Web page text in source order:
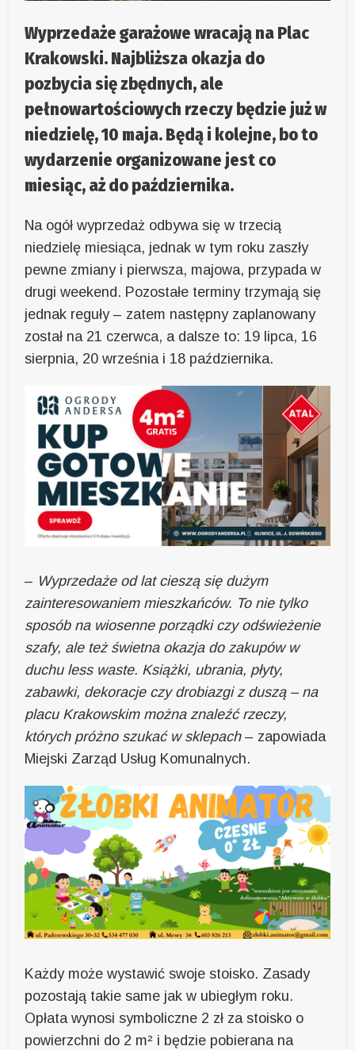
Wyprzedaże garażowe wracają na Plac
Krakowski. Najbliższa okazja do
pozbycia się zbędnych, ale
pełnowartościowych rzeczy będzie już w
niedzielę, 10 maja. Będą i kolejne, bo to
wydarzenie organizowane jest co
miesiąc, aż do października.
Na ogół wyprzedaż odbywa się w trzecią
niedzielę miesiąca, jednak w tym roku zaszły
pewne zmiany i pierwsza, majowa, przypada w
drugi weekend. Pozostałe terminy trzymają się
jednak reguły – zatem następny zaplanowany
został na 21 czerwca, a dalsze to: 19 lipca, 16
sierpnia, 20 września i 18 października.
– Wyprzedaże od lat cieszą się dużym
zainteresowaniem mieszkańców. To nie tylko
sposób na wiosenne porządki czy odświeżenie
szafy, ale też świetna okazja do zakupów w
duchu less waste. Książki, ubrania, płyty,
zabawki, dekoracje czy drobiazgi z duszą – na
placu Krakowskim można znaleźć rzeczy,
których próżno szukać w sklepach– zapowiada
Miejski Zarząd Usług Komunalnych.
Każdy może wystawić swoje stoisko. Zasady
pozostają takie same jak w ubiegłym roku.
Opłata wynosi symboliczne 2 zł za stoisko o
powierzchni do 2 m² i będzie pobierana na